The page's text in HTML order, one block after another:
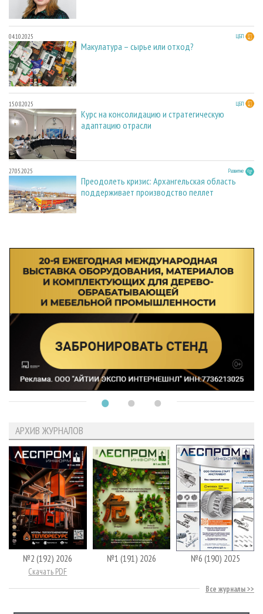
04.10.2025 ЦБП
Макулатура – сырье или отход?
15.08.2025 ЦБП
Курс на консолидацию и стратегическую
адаптацию отрасли
27.05.2025 Развитие
Преодолеть кризис: Архангельская область
поддерживает производство пеллет
АРХИВ ЖУРНАЛОВ
№2 (192) 2026
Скачать PDF
№1 (191) 2026 №6 (190) 2025
Все журналы